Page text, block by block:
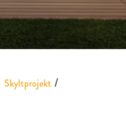
Skyltprojekt